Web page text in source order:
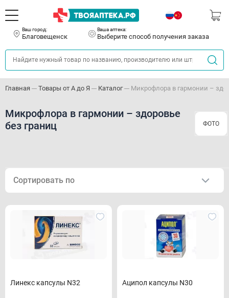
Ваш город:
Благовещенск
Ваша аптека:
Выберите способ получения заказа
Главная Товары от А до Я Каталог Микрофлора в гармонии –
Микрофлора в гармонии – здоровье
без границ
ФОТО
Сортировать по
Линекс капсулы N32 Аципол капсулы N30